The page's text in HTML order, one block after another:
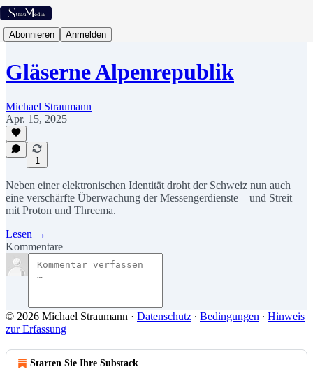
Abonnieren Anmelden
Gläserne Alpenrepublik
Michael Straumann
Apr. 15, 2025
1
Neben einer elektronischen Identität droht der Schweiz nun auch
eine verschärfte Überwachung der Messengerdienste – und Streit
mit Proton und Threema.
Lesen →
Kommentare
© 2026 Michael Straumann · Datenschutz ∙ Bedingungen ∙ Hinweis
zur Erfassung
Starten Sie Ihre Substack